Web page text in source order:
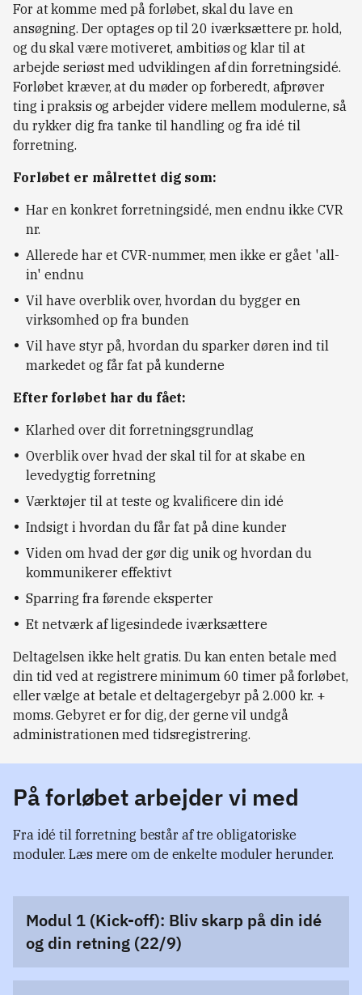
For at komme med på forløbet, skal du lave en
ansøgning. Der optages op til 20 iværksættere pr. hold,
og du skal være motiveret, ambitiøs og klar til at
arbejde seriøst med udviklingen af din forretningsidé.
Forløbet kræver, at du møder op forberedt, afprøver
ting i praksis og arbejder videre mellem modulerne, så
du rykker dig fra tanke til handling og fra idé til
forretning.
Forløbet er målrettet dig som:
Har en konkret forretningsidé, men endnu ikke CVR
nr.
Allerede har et CVR-nummer, men ikke er gået 'all-
in' endnu
Vil have overblik over, hvordan du bygger en
virksomhed op fra bunden
Vil have styr på, hvordan du sparker døren ind til
markedet og får fat på kunderne
Efter forløbet har du fået:
Klarhed over dit forretningsgrundlag
Overblik over hvad der skal til for at skabe en
levedygtig forretning
Værktøjer til at teste og kvalificere din idé
Indsigt i hvordan du får fat på dine kunder
Viden om hvad der gør dig unik og hvordan du
kommunikerer effektivt
Sparring fra førende eksperter
Et netværk af ligesindede iværksættere
Deltagelsen ikke helt gratis. Du kan enten betale med
din tid ved at registrere minimum 60 timer på forløbet,
eller vælge at betale et deltagergebyr på 2.000 kr. +
moms. Gebyret er for dig, der gerne vil undgå
administrationen med tidsregistrering.
På forløbet arbejder vi med
Fra idé til forretning består af tre obligatoriske
moduler. Læs mere om de enkelte moduler herunder.
Modul 1 (Kick-off): Bliv skarp på din idé
og din retning (22/9)